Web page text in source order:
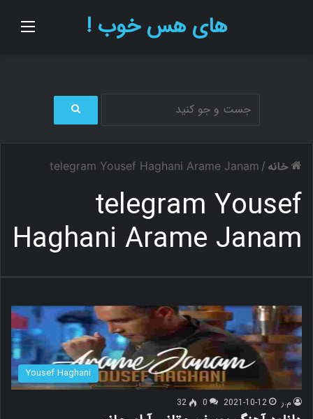
های هس خوب !
ج
ج
خانه /
telegram Yousef Haghani Arame Janam
telegram Yousef
Haghani Arame Janam
Yousef Haghani
م.ر 2021-10-12
0
32